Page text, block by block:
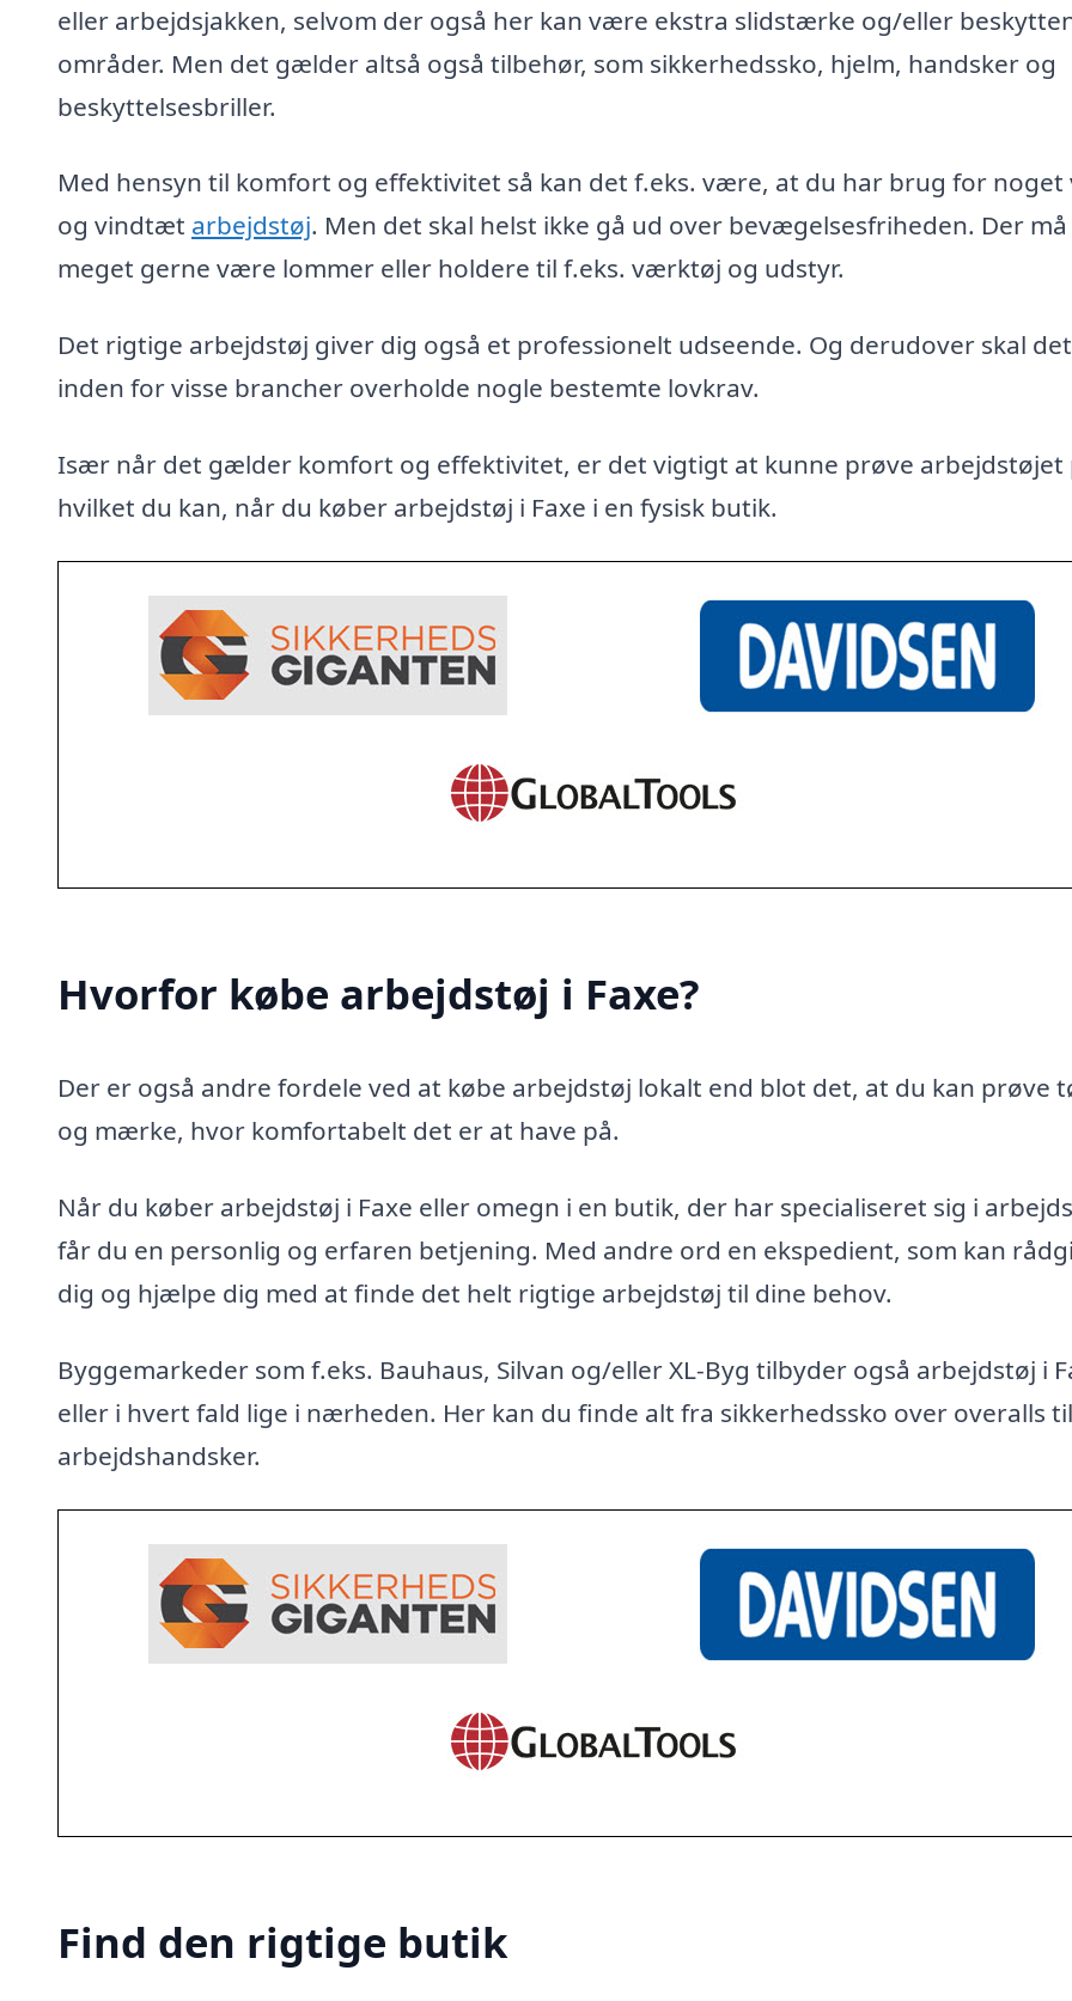
eller arbejdsjakken, selvom der også her kan være ekstra slidstærke og/eller
områder. Men det gælder altså også tilbehør, som sikkerhedssko, hjelm, handsker og
beskyttelsesbriller.
Med hensyn til komfort og effektivitet så kan det f.eks. være, at du har brug for noget
og vindtæt arbejdstøj. Men det skal helst ikke gå ud over bevægelsesfriheden. Der
meget gerne være lommer eller holdere til f.eks. værktøj og udstyr.
Det rigtige arbejdstøj giver dig også et professionelt udseende. Og derudover skal det
inden for visse brancher overholde nogle bestemte lovkrav.
Især når det gælder komfort og effektivitet, er det vigtigt at kunne prøve arbejdstøjet
hvilket du kan, når du køber arbejdstøj i Faxe i en fysisk butik.
Hvorfor købe arbejdstøj i Faxe?
Der er også andre fordele ved at købe arbejdstøj lokalt end blot det, at du kan prøve
og mærke, hvor komfortabelt det er at have på.
Når du køber arbejdstøj i Faxe eller omegn i en butik, der har specialiseret sig i
får du en personlig og erfaren betjening. Med andre ord en ekspedient, som kan
dig og hjælpe dig med at finde det helt rigtige arbejdstøj til dine behov.
Byggemarkeder som f.eks. Bauhaus, Silvan og/eller XL-Byg tilbyder også arbejdstøj i
eller i hvert fald lige i nærheden. Her kan du finde alt fra sikkerhedssko over overalls til
arbejdshandsker.
Find den rigtige butik